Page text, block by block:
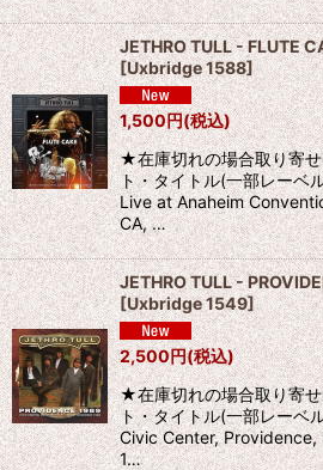
JETHRO TULL - FLUTE
[Uxbridge 1588]
1,500円(税込)
★在庫切れの場合取り寄
ト・タイトル(一部レーベ
Live at Anaheim
CA, …
JETHRO TULL -
[Uxbridge 1549]
2,500円(税込)
★在庫切れの場合取り寄
ト・タイトル(一部レーベ
Civic Center, Providence,
1…